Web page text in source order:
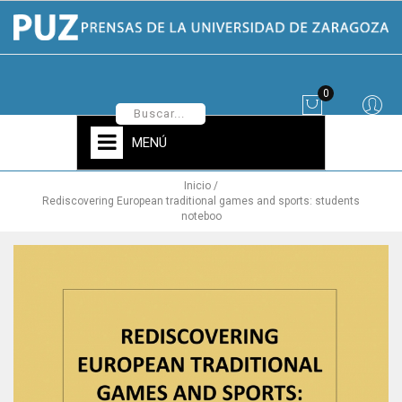
0
MENÚ
Inicio
Rediscovering European traditional games and sports: students
noteboo